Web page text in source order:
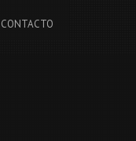
CONTACTO